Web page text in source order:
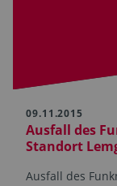
09.11.2015
Ausfall des
Standort
Ausfall des